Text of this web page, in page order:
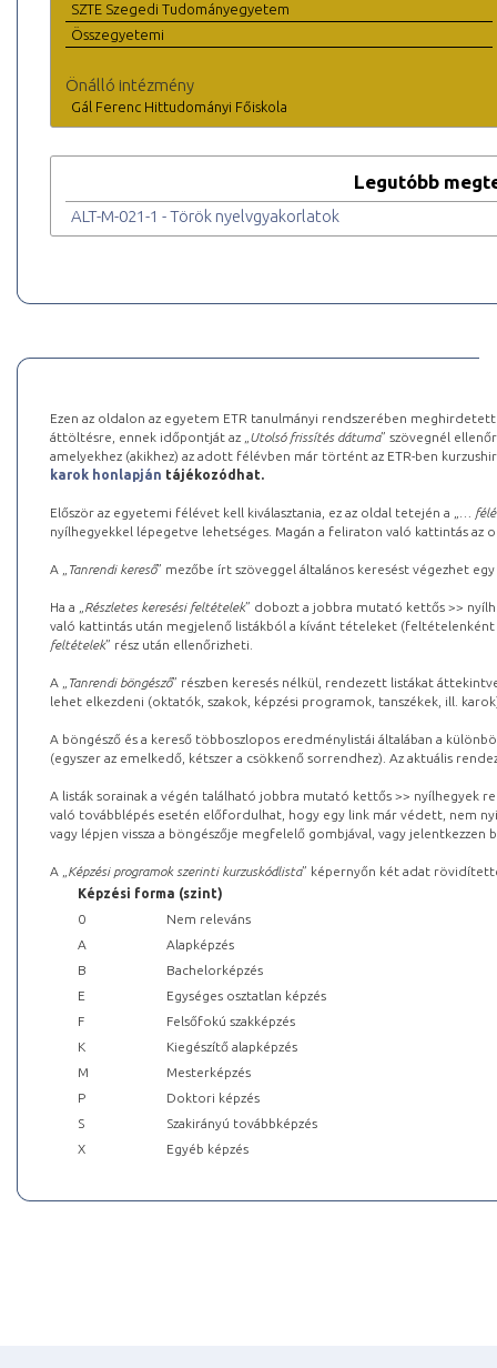
SZTE Szegedi Tudományegyetem
Összegyetemi
Önálló intézmény
Gál Ferenc Hittudományi Főiskola
Legutóbb
ALT-M-021-1 - Török nyelvgyakorlatok
Ezen az oldalon az egyetem ETR tanulmányi rendszerében
áttöltésre, ennek időpontját az „ Utolsó frissítés dátuma” szövegnél
amelyekhez (akikhez) az adott félévben már történt az ETR-ben
karok honlapján tájékozódhat.
Először az egyetemi félévet kell kiválasztania, ez az oldal tetején a „
…
nyílhegyekkel lépegetve lehetséges. Magán a feliraton való kattintás az
A „ Tanrendi kereső” mezőbe írt szöveggel általános keresést végezhet
Ha a „ Részletes keresési feltételek” dobozt a jobbra mutató kettős >>
való kattintás után megjelenő listákból a kívánt tételeket (feltételenként
feltételek” rész után ellenőrizheti.
A „ Tanrendi böngésző” részben keresés nélkül, rendezett listákat
lehet elkezdeni (oktatók, szakok, képzési programok, tanszékek, ill.
A böngésző és a kereső többoszlopos eredménylistái általában a
(egyszer az emelkedő, kétszer a csökkenő sorrendhez). Az aktuális
A listák sorainak a végén található jobbra mutató kettős >> nyílhegyek
való továbblépés esetén előfordulhat, hogy egy link már védett, nem
vagy lépjen vissza a böngészője megfelelő gombjával, vagy
A „ Képzési programok szerinti kurzuskódlista” képernyőn két adat
Képzési forma (szint)
0
Nem releváns
A
Alapképzés
B
Bachelorképzés
E
Egységes osztatlan képzés
F
Felsőfokú szakképzés
K
Kiegészítő alapképzés
M
Mesterképzés
P
Doktori képzés
S
Szakirányú továbbképzés
X
Egyéb képzés